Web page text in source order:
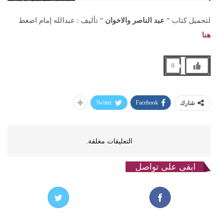
لتحميل كتاب ” عبد الناصر والاخوان ” تأليف : عبدالله إمام اضغط
هنا
0
شارك Facebook
Twitter
التعليقات مغلقة.
ابقى على تواصل